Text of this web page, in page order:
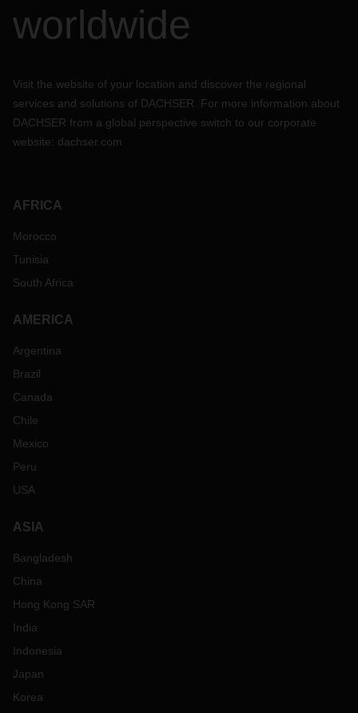
worldwide
Visit the website of your location and discover the regional
services and solutions of DACHSER. For more information about
DACHSER from a global perspective switch to our corporate
website: dachser.com
AFRICA
Morocco
Tunisia
South Africa
AMERICA
Argentina
Brazil
Canada
Chile
Mexico
Peru
USA
ASIA
Bangladesh
China
Hong Kong SAR
India
Indonesia
Japan
Korea